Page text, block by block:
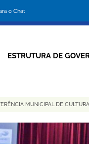
o Chat
da
ESTRUTURA DE
MUNICIPAL DE CULTURA